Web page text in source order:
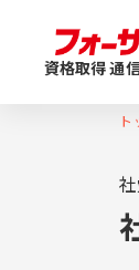
資格取得 通
ト